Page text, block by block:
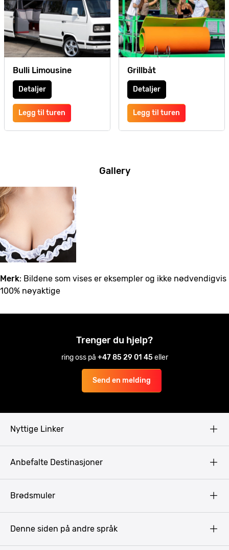
Bulli Limousine
Detaljer
Legg til turen
Grillbåt
Detaljer
Legg til turen
Gallery
Merk: Bildene som vises er eksempler og ikke nødvendigvis
100% nøyaktige
Trenger du hjelp?
ring oss på +47 85 29 01 45eller
Send en melding
Nyttige Linker
Anbefalte Destinasjoner
Brødsmuler
Denne siden på andre språk